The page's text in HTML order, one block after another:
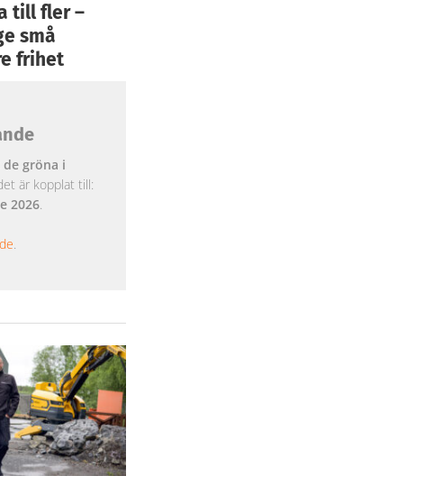
till fler –
små
frihet
gröna i
är kopplat till:
2026.
.